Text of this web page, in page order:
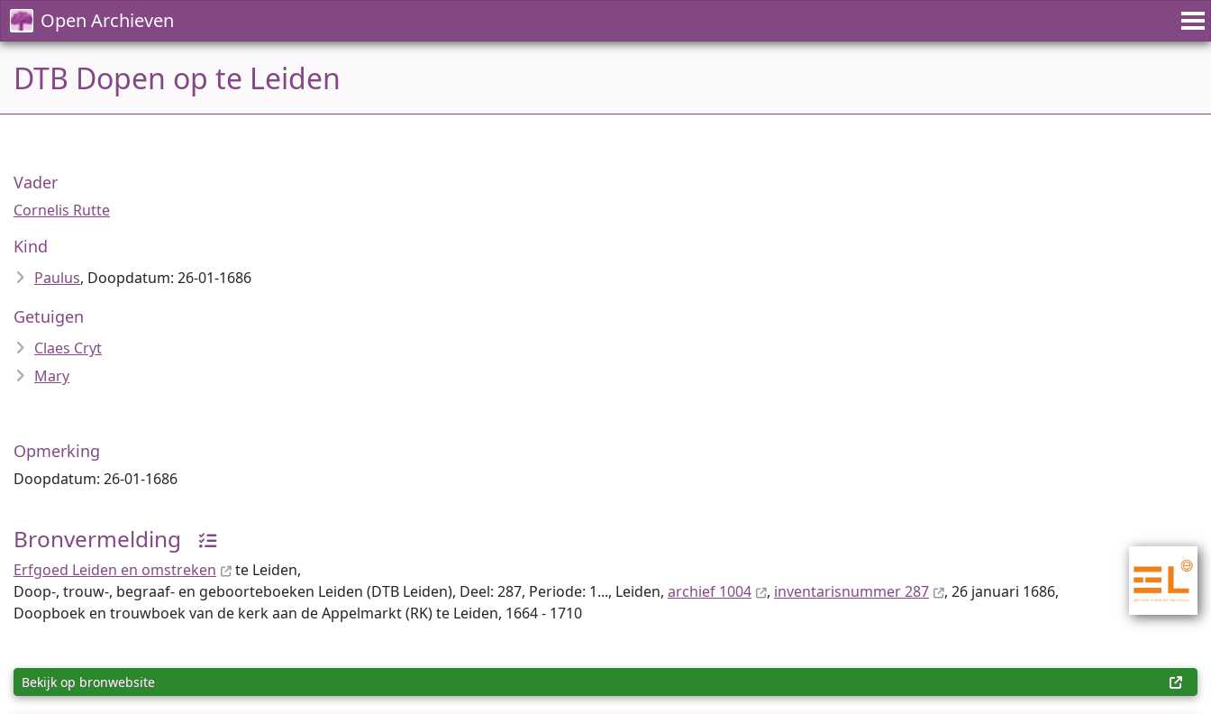
Open Archieven
DTB Dopen op te Leiden
Vader
Cornelis Rutte
Kind
Paulus, Doopdatum: 26-01-1686
Getuigen
Claes Cryt
Mary
Opmerking
Doopdatum: 26-01-1686
Bronvermelding
Erfgoed Leiden en omstreken
te Leiden,
Doop-, trouw-, begraaf- en geboorteboeken Leiden (DTB Leiden), Deel: 287, Periode: 1..., Leiden, archief 1004 , inventaris­num­mer 287
, 26 januari 1686,
Doopboek en trouwboek van de kerk aan de Appelmarkt (RK) te Leiden, 1664 - 1710
Bekijk op bronwebsite